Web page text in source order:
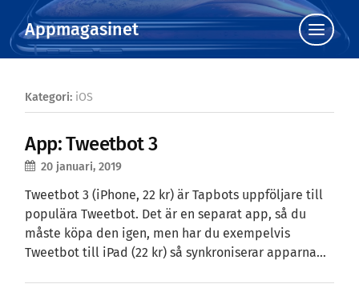
Appmagasinet
Klicka
för
att
Kategori: iOS
App: Tweetbot 3
20 januari, 2019
Tweetbot 3 (iPhone, 22 kr) är Tapbots uppföljare till
populära Tweetbot. Det är en separat app, så du
måste köpa den igen, men har du exempelvis
Tweetbot till iPad (22 kr) så synkroniserar apparna…